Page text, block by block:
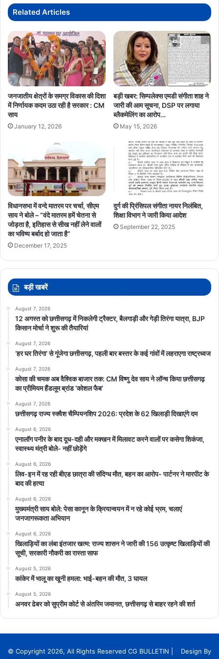
मुस्लिम रीति से 3 जोड़े,
ईसाई रीति से 113 जोड़े,
बौद्ध रीति से 5 जोड़े,
बैगा समुदाय के 10 जोड़ेविवाह सूत्र में बंधेंगे।
सामाजिक समरसता और जनकल्याण का
सशक्त उदाहरण
मुख्यमंत्री कन्या विवाह योजना के माध्यम से राज्य शासन आर्थिक रूप से कमजोर
परिवारों की बेटियों को सम्मानपूर्वक विवाह का अवसर प्रदान कर रहा है। यह वृहद
आयोजन सामाजिक समानता, समरसता और जनकल्याणकारी शासन के प्रति राज्य
सरकार की दृढ़ प्रतिबद्धता को सशक्त रूप से दर्शाता है।
CM VISHNU DEO SAI मुख्यमंत्री कन्या विवाह
में
6,412
जोड़ों
का
सामूहिक
विवाह
Related Articles
जनजातीय क्षेत्रों के समग्र विकास की दिशा
में निर्णायक कदम उठा रही है सरकार : CM
साय
January 12, 2026
बड़ी खबर: सिम्पलेक्स एमडी संगीता शाह ने
जारी की आम सूचना, DSP पर लगाया
ब्लैकमेलिंग का आरोप…
May 15, 2026
विधानसभा में वन्दे मातरम पर चर्चा, सीएम
साय ने बोले – “वंदे मातरम हमें चेतना से
जोड़ता है, इतिहास से सीख नहीं लेने वालों
का भविष्य बर्बाद हो जाता है”
December 17, 2025
दुर्ग की प्रिंसिपल संगीता नायर निलंबित,
शिक्षा विभाग ने जारी किया आदेश
September 22, 2025
बड़ी खबरें
August 7, 2026
12 अगस्त को छत्तीसगढ़ में निकलेगी ट्रैक्टर, बैलगाड़ी और गेड़ी तिरंगा यात्रा, BJP
किसान मोर्चा ने शुरू की तैयारियां
August 7, 2026
‘हर घर तिरंगा’ से गूंजेगा छत्तीसगढ़, पहली बार बस्तर के कई गांवों में लहराएगा राष्ट्रध्वज
August 7, 2026
कोसा की चमक अब वैश्विक बाजार तक: CM विष्णु देव साय ने लॉन्च किया छत्तीसगढ़
का प्रीमियम हैंडलूम ब्रांड ‘कोशल फैब’
August 7, 2026
छत्तीसगढ़ राज्य स्क्वैश चैम्पियनशिप 2026: प्रदेश के 62 खिलाड़ी दिखाएंगे दम
August 6, 2026
एनालॉग पनीर के बाद दूध-दही और मक्खन में मिलावट करने वालों पर कसेगा शिकंजा,
स्वास्थ्य मंत्री बोले- नहीं छोड़ेंगे
August 6, 2026
लिव-इन में रह रही बीएड छात्रा की संदिग्ध मौत, बहन का आरोप- पार्टनर ने मारपीट के
बाद की हत्या
August 6, 2026
मुख्यमंत्री साय बोले: पेसा कानून के क्रियान्वयन में न रहे कोई भ्रम, चलाएं
जनजागरूकता अभियान
August 6, 2026
खिलाड़ियों का लंबा इंतजार खत्म: राज्य शासन ने जारी की 156 उत्कृष्ट खिलाड़ियों की
सूची, सरकारी नौकरी का रास्ता साफ
August 5, 2026
कांकेर में भालू का खूनी हमला: भाई-बहन की मौत, 3 घायल
August 5, 2026
अनवर ढेबर को सुप्रीम कोर्ट से अंतरिम जमानत, छत्तीसगढ़ से बाहर रहने की शर्त
© Copyright 2026, All Rights Reserved CG BULLETIN | Design By